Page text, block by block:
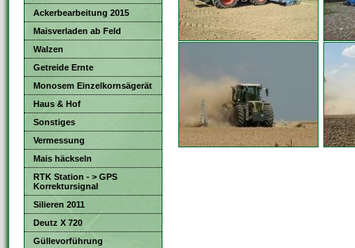
Ackerbearbeitung 2015
Maisverladen ab Feld
Walzen
Getreide Ernte
Monosem Einzelkornsägerät
Haus & Hof
Sonstiges
Vermessung
Mais häckseln
RTK Station - > GPS
Korrektursignal
Silieren 2011
Deutz X 720
Güllevorführung